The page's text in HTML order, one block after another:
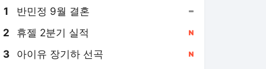
1 반민정 9월 결혼
2 휴젤 2분기 실적